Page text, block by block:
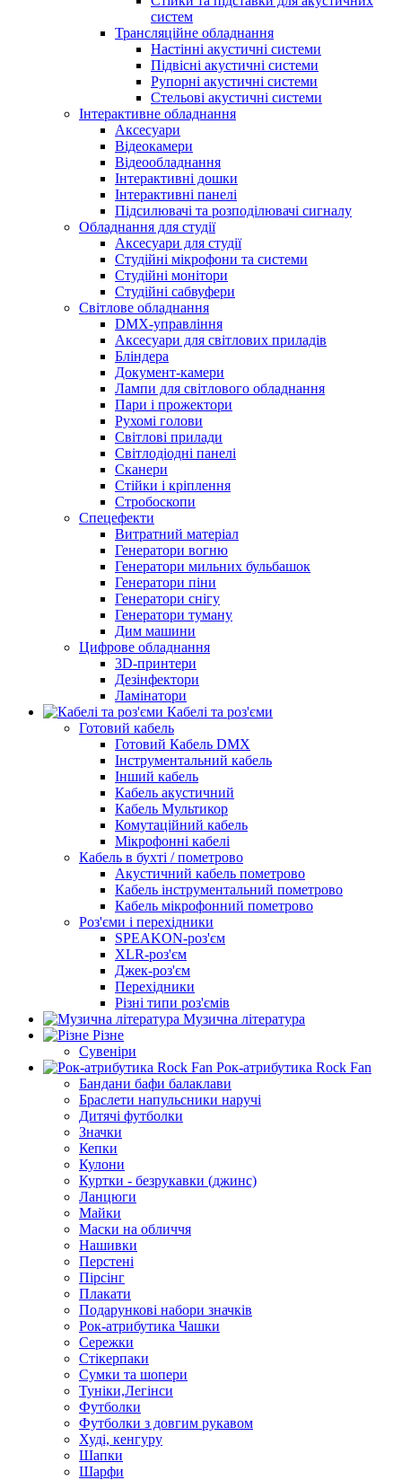
систем
Трансляційне обладнання
Настінні акустичні системи
Підвісні акустичні системи
Рупорні акустичні системи
Стельові акустичні системи
Інтерактивне обладнання
Аксесуари
Відеокамери
Відеообладнання
Інтерактивні дошки
Інтерактивні панелі
Підсилювачі та розподілювачі сигналу
Обладнання для студії
Аксесуари для студії
Студійні мікрофони та системи
Студійні монітори
Студійні сабвуфери
Світлове обладнання
DMX-управління
Аксесуари для світлових приладів
Бліндера
Документ-камери
Лампи для світлового обладнання
Пари і прожектори
Рухомі голови
Світлові прилади
Світлодіодні панелі
Сканери
Стійки і кріплення
Стробоскопи
Спецефекти
Витратний матеріал
Генератори вогню
Генератори мильних бульбашок
Генератори піни
Генератори снігу
Генератори туману
Дим машини
Цифрове обладнання
3D-принтери
Дезінфектори
Ламінатори
Кабелі та роз'єми
Готовий кабель
Готовий Кабель DMX
Інструментальний кабель
Інший кабель
Кабель акустичний
Кабель Мультикор
Комутаційний кабель
Мікрофонні кабелі
Кабель в бухті / пометрово
Акустичний кабель пометрово
Кабель інструментальний пометрово
Кабель мікрофонний пометрово
Роз'єми і перехідники
SPEAKON-роз'єм
XLR-роз'єм
Джек-роз'єм
Перехідники
Різні типи роз'ємів
Музична література
Різне
Сувеніри
Рок-атрибутика Rock Fan
Бандани бафи балаклави
Браслети напульсники наручі
Дитячі футболки
Значки
Кепки
Кулони
Куртки - безрукавки (джинс)
Ланцюги
Майки
Маски на обличчя
Нашивки
Перстені
Пірсінг
Плакати
Подарункові набори значків
Рок-атрибутика Чашки
Сережки
Стікерпаки
Сумки та шопери
Туніки,Легінси
Футболки
Футболки з довгим рукавом
Худі, кенгуру
Шапки
Шарфи